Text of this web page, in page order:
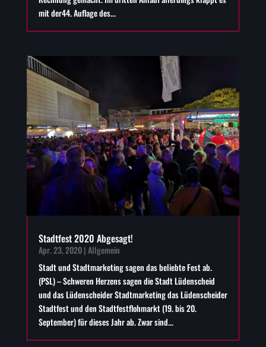
mit der44. Auflage des...
Stadtfest 2020 Abgesagt!
Apr. 23, 2020|Allgemein
Stadt und Stadtmarketing sagen das beliebte Fest ab.
(PSL) – Schweren Herzens sagen die Stadt Lüdenscheid
und das Lüdenscheider Stadtmarketing das Lüdenscheider
Stadtfest und den Stadtfestflohmarkt (19. bis 20.
September) für dieses Jahr ab. Zwar sind...